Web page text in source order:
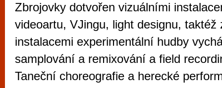
Zbrojovky dotvořen vizuálními
videoartu, VJingu, light designu, taktéž
instalacemi experimentální hudby
samplování a remixování a field
Taneční choreografie a herecké